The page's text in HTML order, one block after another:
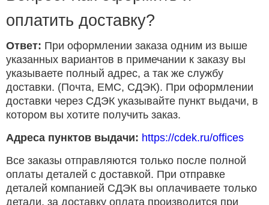
оплатить доставку?
Ответ: При оформлении заказа одним из выше
указанных вариантов в примечании к заказу вы
указываете полный адрес, а так же службу
доставки. (Почта, ЕМС, СДЭК). При оформлении
доставки через СДЭК указывайте пункт выдачи, в
котором вы хотите получить заказ.
Адреса пунктов выдачи: https://cdek.ru/offices
Все заказы отправляются только после полной
оплаты деталей с доставкой. При отправке
деталей компанией СДЭК вы оплачиваете только
детали, за доставку оплата производится при